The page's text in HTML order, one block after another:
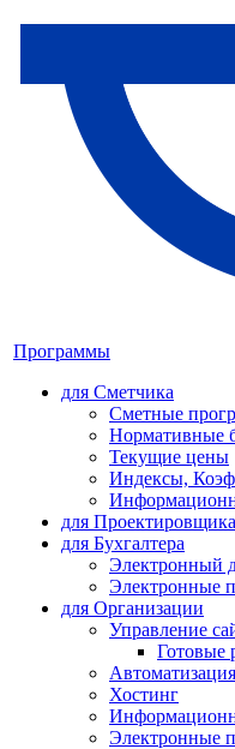
Программы
для Сметчика
Сметные
Нормативные
Текущие цены
Индексы,
для Проектировщика
для Бухгалтера
Электронный
Электронные
для Организации
Управление
Готовые
Автоматизация
Хостинг
Электронные